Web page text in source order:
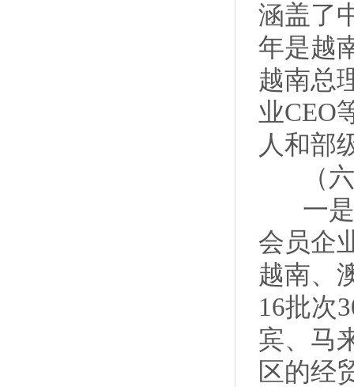
涵盖了
年是越
越南总
业CEO
人和部
（六
一是
会员企
越南、
16批次
宾、马
区的经